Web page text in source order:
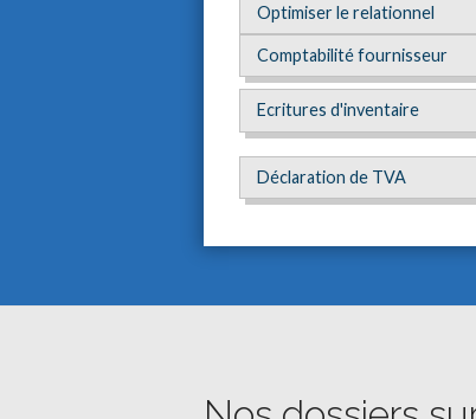
Optimiser le relationnel
Comptabilité fournisseur
Ecritures d'inventaire
Déclaration de TVA